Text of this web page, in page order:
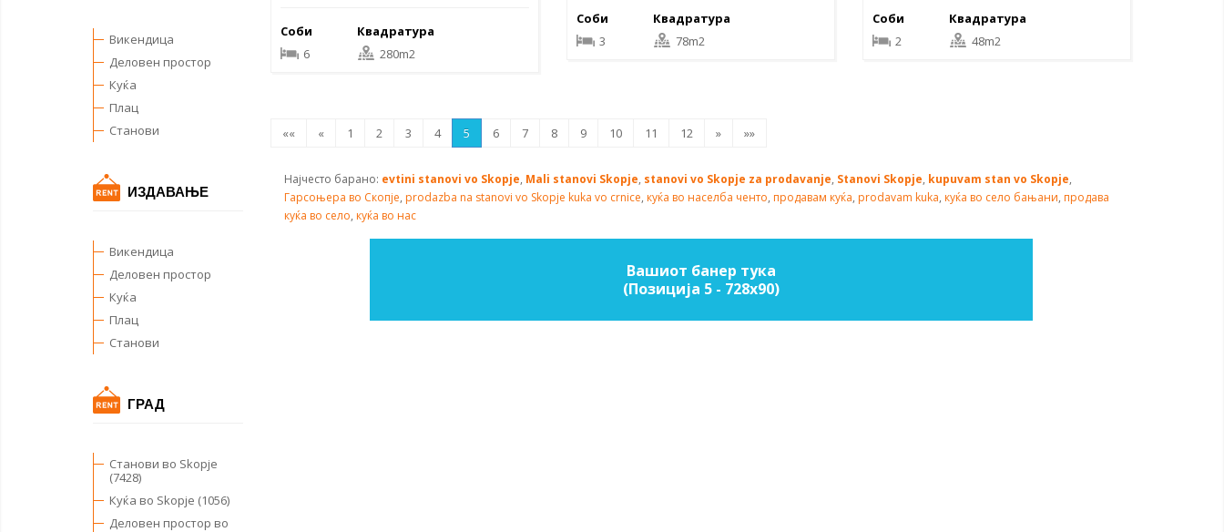
Викендица
Деловен простор
Куќа
Плац
Станови
ИЗДАВАЊЕ
Викендица
Деловен простор
Куќа
Плац
Станови
ГРАД
Станови во Skopje
(7428)
Куќа во Skopje (1056)
Деловен простор во
Соби
6
Квадратура
280m2
Соби
3
Квадратура
78m2
Соби
2
Квадратура
48m2
«« « 1 2 3 4 5 6 7 8 9 10 11 12 » »»
Најчесто барано: evtini stanovi vo Skopje, Mali stanovi Skopje, stanovi vo Skopje za prodavanje, Stanovi Skopje, kupuvam stan vo Skopje,
Гарсоњера во Скопје, prodazba na stanovi vo Skopje kuka vo crnice, куќа во населба ченто, продавам куќа, prodavam kuka, куќа во село бањани, продава
куќа во село, куќа во нас
Вашиот банер тука
(Позиција 5 - 728х90)